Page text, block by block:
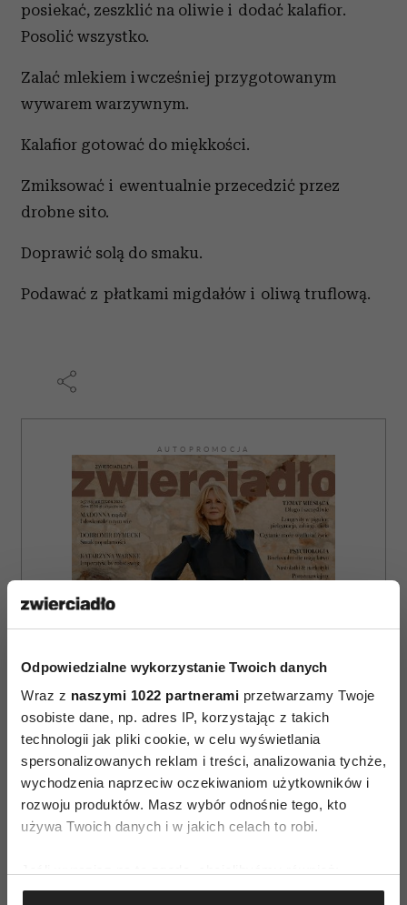
Odpowiedzialne wykorzystanie Twoich danych
Wraz z naszymi 1022 partnerami przetwarzamy Twoje
osobiste dane, np. adres IP, korzystając z takich
technologii jak pliki cookie, w celu wyświetlania
spersonalizowanych reklam i treści, analizowania tychże,
wychodzenia naprzeciw oczekiwaniom użytkowników i
rozwoju produktów. Masz wybór odnośnie tego, kto
używa Twoich danych i w jakich celach to robi.
Gromadzić dane dotyczące Twojej lokalizacji
posiekać, zeszklić na oliwie i dodać kalafior.
Posolić wszystko.
Zalać mlekiem i wcześniej przygotowanym
wywarem warzywnym.
Kalafior gotować do miękkości.
Zmiksować i ewentualnie przecedzić przez
drobne sito.
Doprawić solą do smaku.
Podawać z płatkami migdałów i oliwą truflową.
AUTOPROMOCJA
ZAMÓW
E-WYDANIE